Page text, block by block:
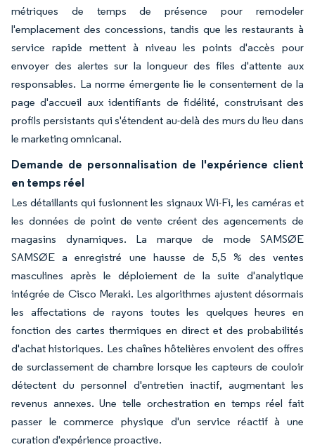
métriques de temps de présence pour remodeler
l'emplacement des concessions, tandis que les restaurants à
service rapide mettent à niveau les points d'accès pour
envoyer des alertes sur la longueur des files d'attente aux
responsables. La norme émergente lie le consentement de la
page d'accueil aux identifiants de fidélité, construisant des
profils persistants qui s'étendent au-delà des murs du lieu dans
le marketing omnicanal.
Demande de personnalisation de l'expérience client
en temps réel
Les détaillants qui fusionnent les signaux Wi-Fi, les caméras et
les données de point de vente créent des agencements de
magasins dynamiques. La marque de mode SAMSØE
SAMSØE a enregistré une hausse de 5,5 % des ventes
masculines après le déploiement de la suite d'analytique
intégrée de Cisco Meraki. Les algorithmes ajustent désormais
les affectations de rayons toutes les quelques heures en
fonction des cartes thermiques en direct et des probabilités
d'achat historiques. Les chaînes hôtelières envoient des offres
de surclassement de chambre lorsque les capteurs de couloir
détectent du personnel d'entretien inactif, augmentant les
revenus annexes. Une telle orchestration en temps réel fait
passer le commerce physique d'un service réactif à une
curation d'expérience proactive.